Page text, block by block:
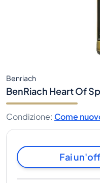
Benriach
BenRiach Heart Of
Condizione: Come
Fai